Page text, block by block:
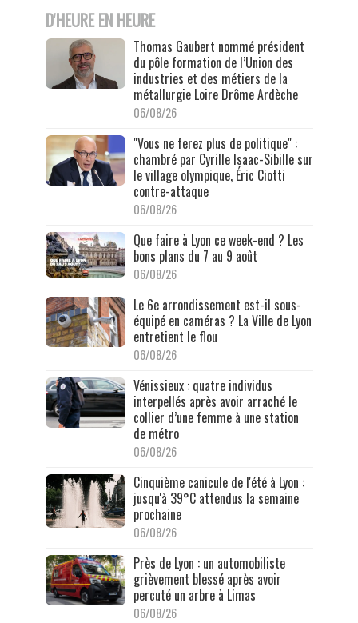
D'HEURE EN HEURE
Thomas Gaubert nommé président
du pôle formation de l’Union des
industries et des métiers de la
métallurgie Loire Drôme Ardèche
06/08/26
"Vous ne ferez plus de politique" :
chambré par Cyrille Isaac-Sibille sur
le village olympique, Éric Ciotti
contre-attaque
06/08/26
Que faire à Lyon ce week-end ? Les
bons plans du 7 au 9 août
06/08/26
Le 6e arrondissement est-il sous-
équipé en caméras ? La Ville de Lyon
entretient le flou
06/08/26
Vénissieux : quatre individus
interpellés après avoir arraché le
collier d’une femme à une station
de métro
06/08/26
Cinquième canicule de l'été à Lyon :
jusqu'à 39°C attendus la semaine
prochaine
06/08/26
Près de Lyon : un automobiliste
grièvement blessé après avoir
percuté un arbre à Limas
06/08/26